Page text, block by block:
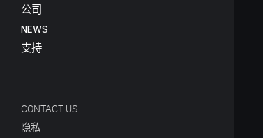
公司
NEWS
支持
CONTACT US
隐私